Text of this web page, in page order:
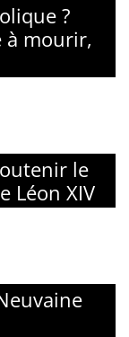
?
à mourir,
le
Léon XIV